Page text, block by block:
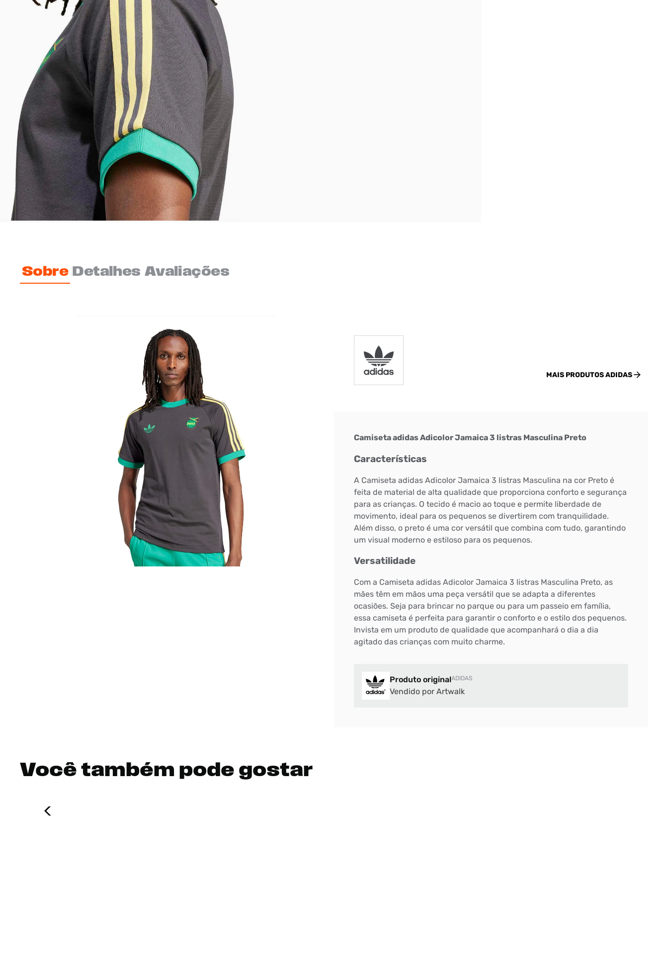
Para ter uma melhor experiência de compra, insira seu CEP
Sobre Detalhes Avaliações
MAIS PRODUTOSADIDAS
Camiseta adidas Adicolor Jamaica 3 listras Masculina Preto
Características
A Camiseta adidas Adicolor Jamaica 3 listras Masculina na cor Preto é
feita de material de alta qualidade que proporciona conforto e segurança
para as crianças. O tecido é macio ao toque e permite liberdade de
movimento, ideal para os pequenos se divertirem com tranquilidade.
Além disso, o preto é uma cor versátil que combina com tudo, garantindo
um visual moderno e estiloso para os pequenos.
Versatilidade
Com a Camiseta adidas Adicolor Jamaica 3 listras Masculina Preto, as
mães têm em mãos uma peça versátil que se adapta a diferentes
ocasiões. Seja para brincar no parque ou para um passeio em família,
essa camiseta é perfeita para garantir o conforto e o estilo dos pequenos.
Invista em um produto de qualidade que acompanhará o dia a dia
agitado das crianças com muito charme.
Produto originalADIDAS
Vendido por Artwalk
Você também pode gostar